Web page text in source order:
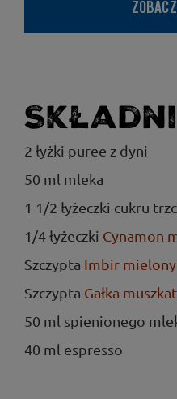
2 łyżki puree z dyni
50 ml mleka
1 1/2 łyżeczki cukru
1/4 łyżeczki Cynamon
Szczypta Imbir mielony
Szczypta Gałka
50 ml spienionego
40 ml espresso